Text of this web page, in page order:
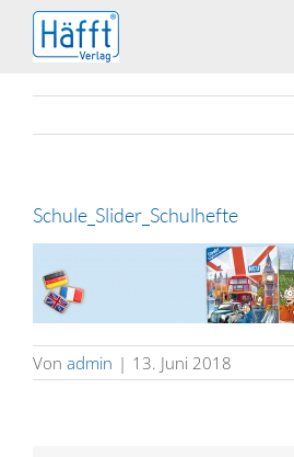
Zum
Inhalt
springen
Schule_Slider_Schulhefte
Von admin | 13. Juni 2018